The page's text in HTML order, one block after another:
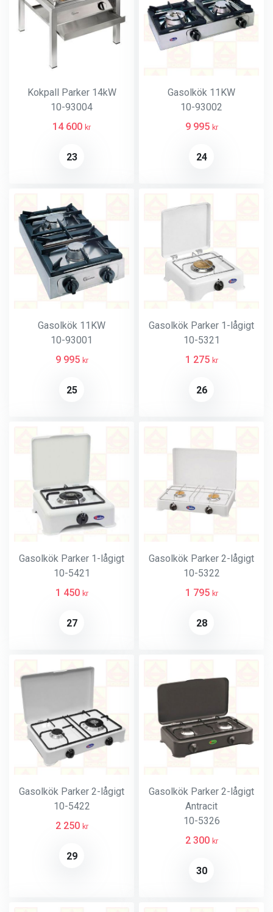
Kokpall Parker 14kW
10-93004
14 600 kr
23
Gasolkök 11KW
10-93002
9 995 kr
24
Gasolkök 11KW
10-93001
9 995 kr
25
Gasolkök Parker 1-lågigt
10-5321
1 275 kr
26
Gasolkök Parker 1-lågigt
10-5421
1 450 kr
27
Gasolkök Parker 2-lågigt
10-5322
1 795 kr
28
Gasolkök Parker 2-lågigt
10-5422
2 250 kr
29
Gasolkök Parker 2-lågigt
Antracit
10-5326
2 300 kr
30